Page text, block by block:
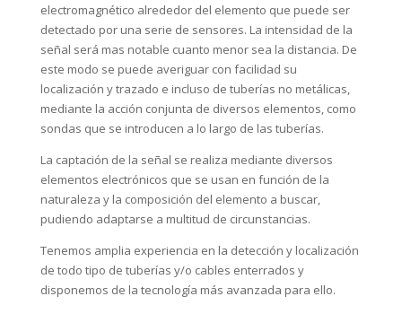
electromagnético alrededor del elemento que puede ser
detectado por una serie de sensores. La intensidad de la
señal será mas notable cuanto menor sea la distancia. De
este modo se puede averiguar con facilidad su
localización y trazado e incluso de tuberías no metálicas,
mediante la acción conjunta de diversos elementos, como
sondas que se introducen a lo largo de las tuberías.
La captación de la señal se realiza mediante diversos
elementos electrónicos que se usan en función de la
naturaleza y la composición del elemento a buscar,
pudiendo adaptarse a multitud de circunstancias.
Tenemos amplia experiencia en la detección y localización
de todo tipo de tuberías y/o cables enterrados y
disponemos de la tecnología más avanzada para ello.